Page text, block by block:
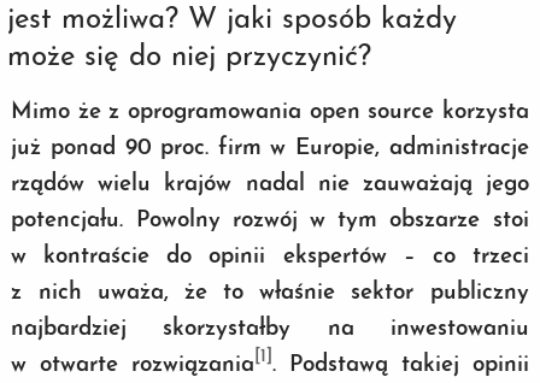
jest możliwa? W jaki sposób każdy
może się do niej przyczynić?
Mimo że z oprogramowania open source korzysta
już ponad 90 proc. firm w Europie, administracje
rządów wielu krajów nadal nie zauważają jego
potencjału. Powolny rozwój w tym obszarze stoi
w kontraście do opinii ekspertów – co trzeci
z nich uważa, że to właśnie sektor publiczny
najbardziej skorzystałby na inwestowaniu
w otwarte rozwiązania [1] . Podstawą takiej opinii